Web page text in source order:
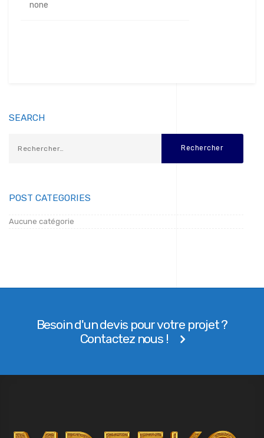
none
SEARCH
POST CATEGORIES
Aucune catégorie
Besoin d'un devis pour votre projet ?
Contactez nous !